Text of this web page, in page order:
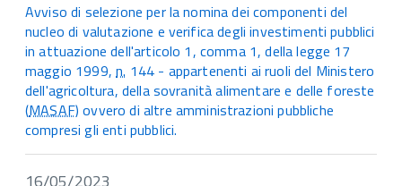
Avviso di selezione per la nomina dei componenti del
nucleo di valutazione e verifica degli investimenti pubblici
in attuazione dell'articolo 1, comma 1, della legge 17
maggio 1999,n. 144 - appartenenti ai ruoli del Ministero
dell'agricoltura, della sovranità alimentare e delle foreste
(MASAF) ovvero di altre amministrazioni pubbliche
compresi gli enti pubblici.